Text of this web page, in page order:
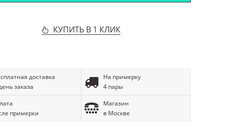
КУПИТЬ В 1 КЛИК
доставка
заказа
На примерку
4 пары
примерки
Магазин
в Москве